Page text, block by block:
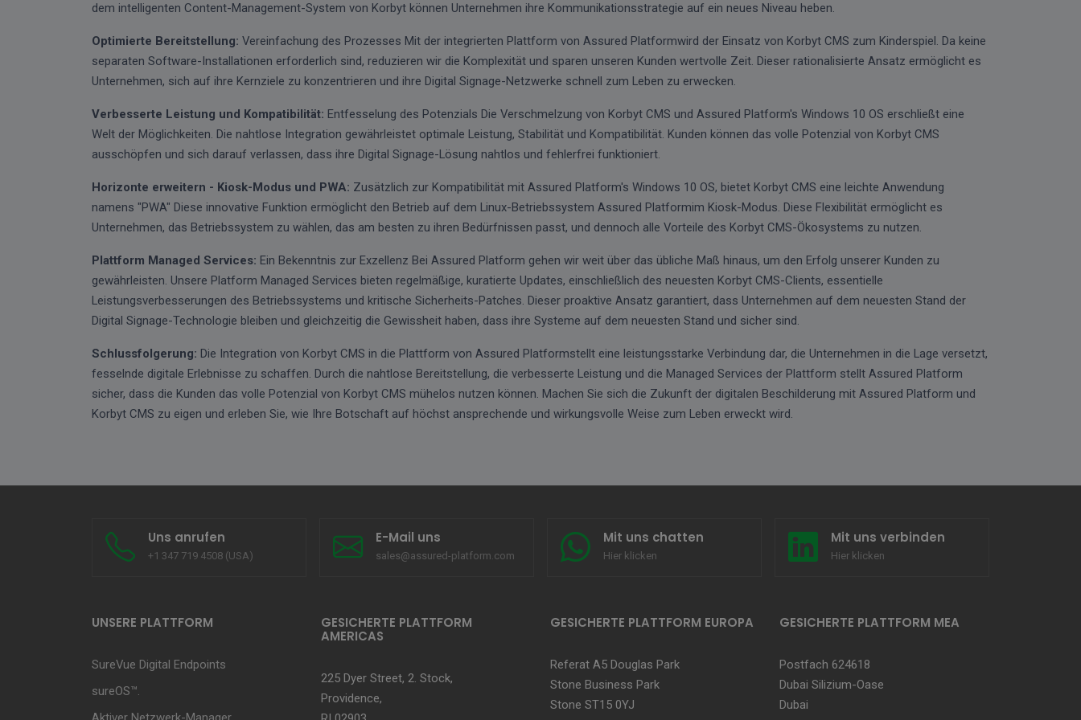
dem intelligenten Content-Management-System von Korbyt können Unternehmen ihre Kommunikationsstrategie auf ein neues Niveau heben.
Optimierte Bereitstellung: Vereinfachung des Prozesses Mit der integrierten Plattform von Assured Platformwird der Einsatz von Korbyt CMS zum Kinderspiel. Da keine
separaten Software-Installationen erforderlich sind, reduzieren wir die Komplexität und sparen unseren Kunden wertvolle Zeit. Dieser rationalisierte Ansatz ermöglicht es
Unternehmen, sich auf ihre Kernziele zu konzentrieren und ihre Digital Signage-Netzwerke schnell zum Leben zu erwecken.
Verbesserte Leistung und Kompatibilität: Entfesselung des Potenzials Die Verschmelzung von Korbyt CMS und Assured Platform's Windows 10 OS erschließt eine
Welt der Möglichkeiten. Die nahtlose Integration gewährleistet optimale Leistung, Stabilität und Kompatibilität. Kunden können das volle Potenzial von Korbyt CMS
ausschöpfen und sich darauf verlassen, dass ihre Digital Signage-Lösung nahtlos und fehlerfrei funktioniert.
Horizonte erweitern - Kiosk-Modus und PWA: Zusätzlich zur Kompatibilität mit Assured Platform's Windows 10 OS, bietet Korbyt CMS eine leichte Anwendung
namens "PWA" Diese innovative Funktion ermöglicht den Betrieb auf dem Linux-Betriebssystem Assured Platformim Kiosk-Modus. Diese Flexibilität ermöglicht es
Unternehmen, das Betriebssystem zu wählen, das am besten zu ihren Bedürfnissen passt, und dennoch alle Vorteile des Korbyt CMS-Ökosystems zu nutzen.
Plattform Managed Services: Ein Bekenntnis zur Exzellenz Bei Assured Platform gehen wir weit über das übliche Maß hinaus, um den Erfolg unserer Kunden zu
gewährleisten. Unsere Platform Managed Services bieten regelmäßige, kuratierte Updates, einschließlich des neuesten Korbyt CMS-Clients, essentielle
Leistungsverbesserungen des Betriebssystems und kritische Sicherheits-Patches. Dieser proaktive Ansatz garantiert, dass Unternehmen auf dem neuesten Stand der
Digital Signage-Technologie bleiben und gleichzeitig die Gewissheit haben, dass ihre Systeme auf dem neuesten Stand und sicher sind.
Schlussfolgerung: Die Integration von Korbyt CMS in die Plattform von Assured Platformstellt eine leistungsstarke Verbindung dar, die Unternehmen in die Lage versetzt,
fesselnde digitale Erlebnisse zu schaffen. Durch die nahtlose Bereitstellung, die verbesserte Leistung und die Managed Services der Plattform stellt Assured Platform
sicher, dass die Kunden das volle Potenzial von Korbyt CMS mühelos nutzen können. Machen Sie sich die Zukunft der digitalen Beschilderung mit Assured Platform und
Korbyt CMS zu eigen und erleben Sie, wie Ihre Botschaft auf höchst ansprechende und wirkungsvolle Weise zum Leben erweckt wird.
Uns anrufen
+1 347 719 4508 (USA)
E-Mail uns
sales@assured-platform.com
Mit uns chatten
Hier klicken
Mit uns verbinden
Hier klicken
UNSERE PLATTFORM
SureVue Digital Endpoints
sureOS™.
GESICHERTE PLATTFORM
AMERICAS
225 Dyer Street, 2. Stock,
Providence,
GESICHERTE PLATTFORM EUROPA
Referat A5 Douglas Park
Stone Business Park
Stone ST15 0YJ
GESICHERTE PLATTFORM MEA
Postfach 624618
Dubai Silizium-Oase
Dubai